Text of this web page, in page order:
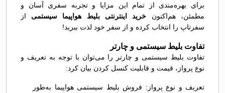
برای بهره‌مندی از تمام این مزایا و تجربه سفری آسان و
مطمئن، هم‌اکنون خرید اینترنتی بلیط هواپیما سیستمی از
سفرتاپ را انتخاب کرده و از سفر خود لذت ببرید!
تفاوت بلیط سیستمی و چارتر
تفاوت بلیط سیستمی و چارتر را می‌توان با توجه به تعریف و
نوع پرواز، قیمت و قابلیت کنسل کردن بیان کرد:
تعریف و نوع پرواز: فروش بلیط سیستمی هواپیما به‌طور